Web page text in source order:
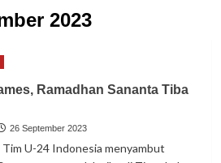
2023
Ramadhan Sananta Tiba
26 September 2023
Tim U-24 Indonesia menyambut